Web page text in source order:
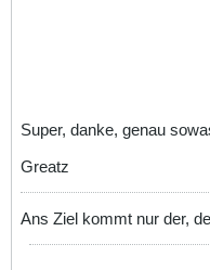
Super, danke, genau
Greatz
Ans Ziel kommt nur der,